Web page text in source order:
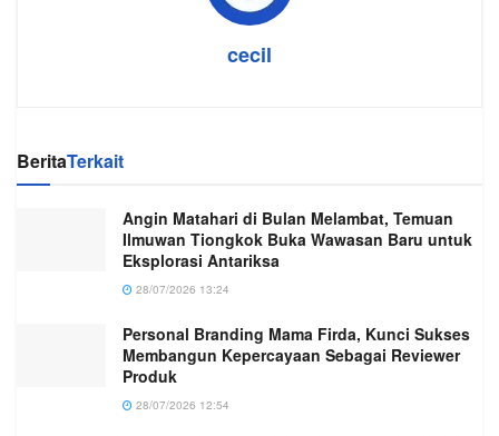
cecil
BeritaTerkait
Angin Matahari di Bulan Melambat, Temuan
Ilmuwan Tiongkok Buka Wawasan Baru untuk
Eksplorasi Antariksa
28/07/2026 13:24
Personal Branding Mama Firda, Kunci Sukses
Membangun Kepercayaan Sebagai Reviewer
Produk
28/07/2026 12:54